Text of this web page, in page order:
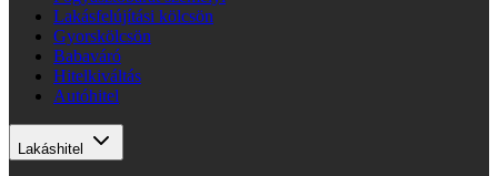
Lakásfelújítási kölcsön
Gyorskölcsön
Babaváró
Hitelkiváltás
Autóhitel
Lakáshitel